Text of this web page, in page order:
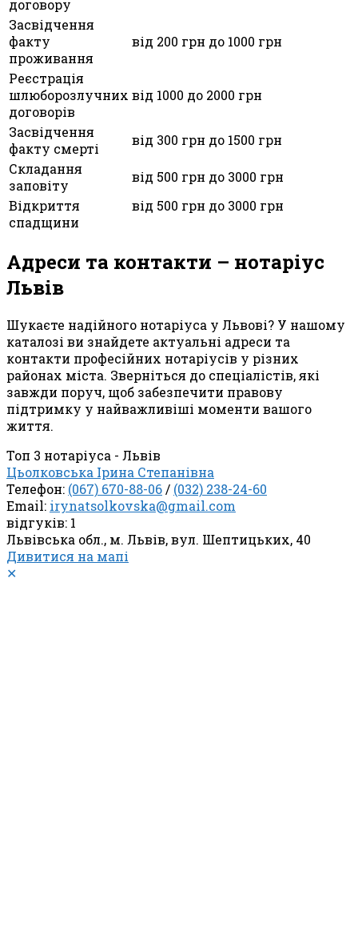
договору
Засвідчення
факту
проживання
від 200 грн до 1000 грн
Реєстрація
шлюборозлучних
договорів
від 1000 до 2000 грн
Засвідчення
факту смерті
від 300 грн до 1500 грн
Складання
заповіту
від 500 грн до 3000 грн
Відкриття
спадщини
від 500 грн до 3000 грн
Адреси та контакти – нотаріус
Львів
Шукаєте надійного нотаріуса у Львові? У нашому
каталозі ви знайдете актуальні адреси та
контакти професійних нотаріусів у різних
районах міста. Зверніться до спеціалістів, які
завжди поруч, щоб забезпечити правову
підтримку у найважливіші моменти вашого
життя.
Топ 3 нотаріуса - Львів
Цьолковська Ірина Степанівна
Телефон: (067) 670-88-06/ (032) 238-24-60
Email: irynatsolkovska@gmail.com
відгуків: 1
Львівська обл., м. Львів, вул. Шептицьких, 40
Дивитися на мапі
✕